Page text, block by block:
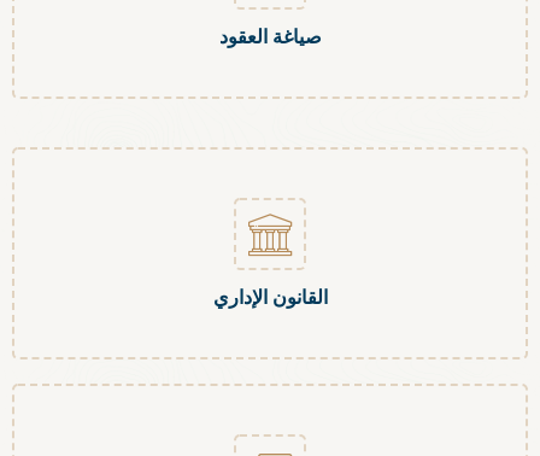
صياغة العقود
القانون الإداري